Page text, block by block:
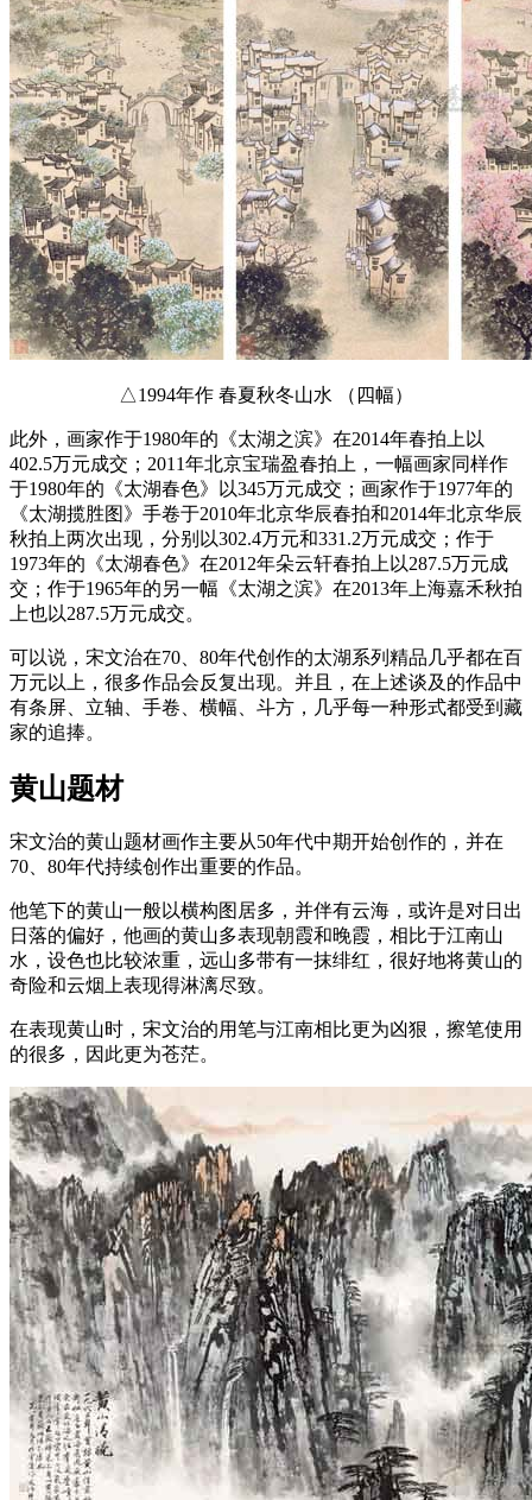
△1994年作 春夏秋冬山水 （四幅）
此外，画家作于1980年的《太湖之滨》在2014年春拍上以
402.5万元成交；2011年北京宝瑞盈春拍上，一幅画家同样作
于1980年的《太湖春色》以345万元成交；画家作于1977年的
《太湖揽胜图》手卷于2010年北京华辰春拍和2014年北京华辰
秋拍上两次出现，分别以302.4万元和331.2万元成交；作于
1973年的《太湖春色》在2012年朵云轩春拍上以287.5万元成
交；作于1965年的另一幅《太湖之滨》在2013年上海嘉禾秋拍
上也以287.5万元成交。
可以说，宋文治在70、80年代创作的太湖系列精品几乎都在百
万元以上，很多作品会反复出现。并且，在上述谈及的作品中
有条屏、立轴、手卷、横幅、斗方，几乎每一种形式都受到藏
家的追捧。
黄山题材
宋文治的黄山题材画作主要从50年代中期开始创作的，并在
70、80年代持续创作出重要的作品。
他笔下的黄山一般以横构图居多，并伴有云海，或许是对日出
日落的偏好，他画的黄山多表现朝霞和晚霞，相比于江南山
水，设色也比较浓重，远山多带有一抹绯红，很好地将黄山的
奇险和云烟上表现得淋漓尽致。
在表现黄山时，宋文治的用笔与江南相比更为凶狠，擦笔使用
的很多，因此更为苍茫。